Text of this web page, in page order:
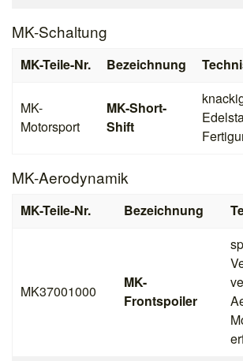
MK-Schaltung
MK-Teile-Nr. Bezeichnung
MK-
Motorsport
MK-Short-
Shift
MK-Aerodynamik
MK-Teile-Nr. Bezeichnung
MK37001000
MK-
Frontspoiler